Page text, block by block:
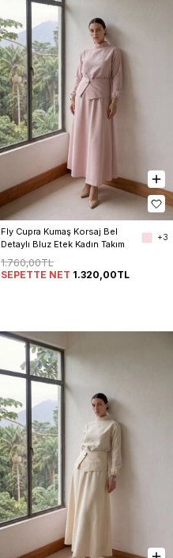
Fly Cupra Kumaş Korsaj Bel
Detaylı Bluz Etek Kadın Takım
+3
1.760,00TL
SEPETTE NET 1.320,00TL